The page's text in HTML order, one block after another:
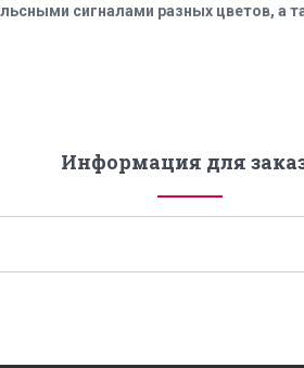
сигналами разных цветов, а
Информация для